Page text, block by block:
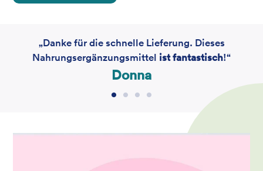
„Danke für die schnelle Lieferung. Dieses
Nahrungsergänzungsmittel ist fantastisch!“
Donna